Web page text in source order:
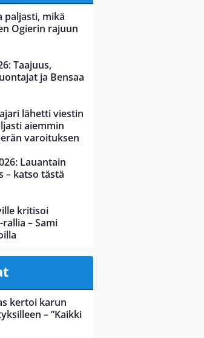
paljasti, mikä
Ogierin rajuun
Taajuus,
ja Bensaa
lähetti viestin
aiemmin
varoituksen
Lauantain
– katso tästä
kritisoi
– Sami
kertoi karun
– ”Kaikki